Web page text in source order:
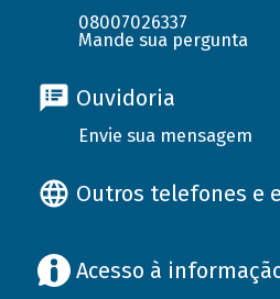
08007026337
Mande sua pergunta
Ouvidoria
Envie sua mensagem
Outros telefones e
Acesso à